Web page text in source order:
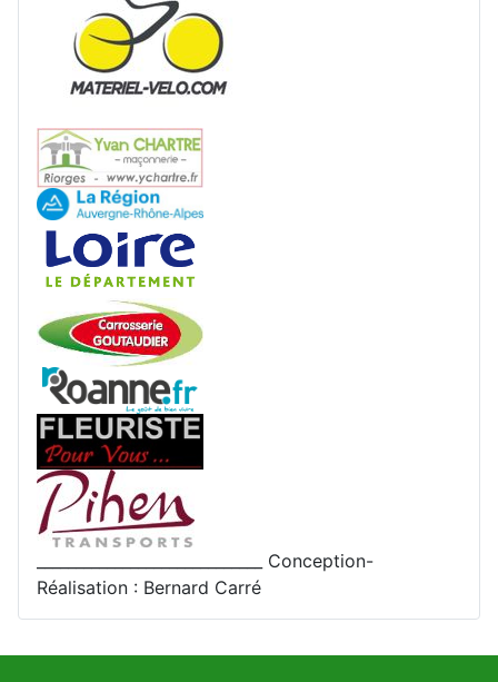
_____________________________ Conception-
Réalisation : Bernard Carré